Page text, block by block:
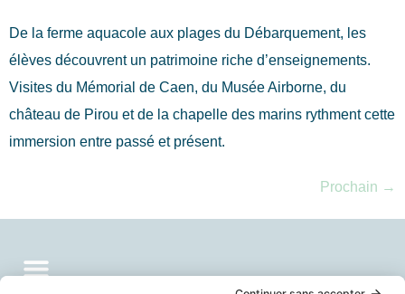
De la ferme aquacole aux plages du Débarquement, les
élèves découvrent un patrimoine riche d’enseignements.
Visites du Mémorial de Caen, du Musée Airborne, du
château de Pirou et de la chapelle des marins rythment cette
immersion entre passé et présent.
Prochain →